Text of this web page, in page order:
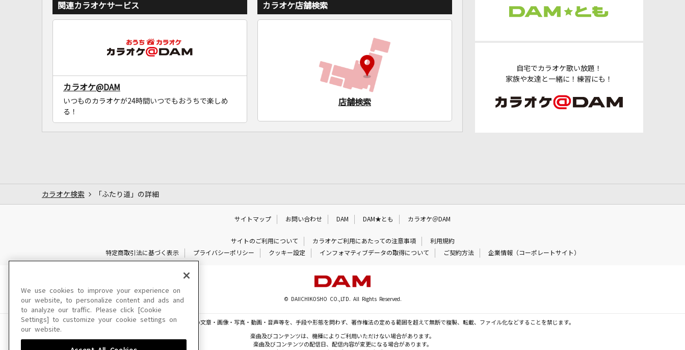
自宅でカラオケ歌い放題！
家族や友達と一緒に！練習にも！
関連カラオケサービス
カラオケ@DAM
いつものカラオケが24時間いつでもおうちで楽しめ
る！
カラオケ店舗検索
店舗検索
カラオケ検索 「ふたり道」の詳細
サイトマップ お問い合わせ DAM DAM★とも カラオケ＠DAM
サイトのご利用について カラオケご利用にあたっての注意事項
利用規約
特定商取引法に基づく表示
プライバシーポリシー クッキー設定 インフォマティブデータの取得について ご契約方法 企業情報（コーポレートサイト）
© DAIICHIKOSHO CO.,LTD. All Rights Reserved.
このサイトに掲載されている一切の文章・画像・写真・動画・音声等を、手段や形態を問わず、著作権法の定める範囲を超えて無断で複製、転載、ファイル化などすることを禁じます。
楽曲及びコンテンツは、機種によりご利用いただけない場合があります。
楽曲及びコンテンツの配信日、配信内容が変更になる場合があります。
We use cookies to improve your experience on
our website, to personalize content and ads and
to analyze our traffic. Please click [Cookie
Settings] to customize your cookie settings on
our website.